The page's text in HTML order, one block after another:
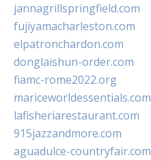
jannagrillspringfield.com
fujiyamacharleston.com
elpatronchardon.com
donglaishun-order.com
fiamc-rome2022.org
mariceworldessentials.com
lafisheriarestaurant.com
915jazzandmore.com
aguadulce-countryfair.com